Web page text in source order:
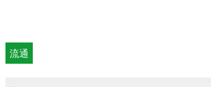
流通